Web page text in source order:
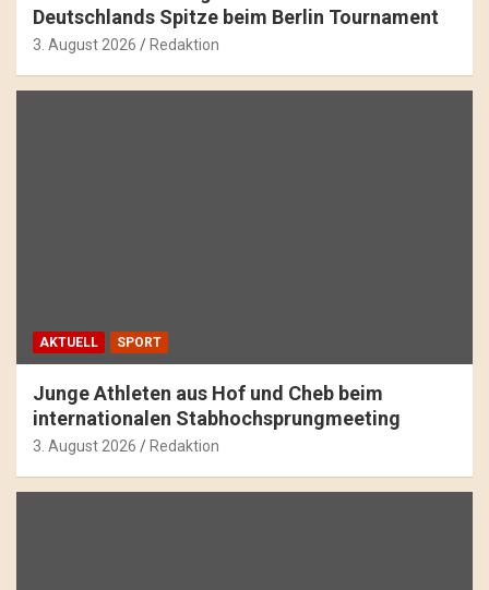
Deutschlands Spitze beim Berlin Tournament
3. August 2026 Redaktion
AKTUELL SPORT
Junge Athleten aus Hof und Cheb beim
internationalen Stabhochsprungmeeting
3. August 2026 Redaktion